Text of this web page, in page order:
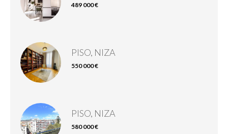
489 000 €
PISO, NIZA
550 000 €
PISO, NIZA
580 000 €